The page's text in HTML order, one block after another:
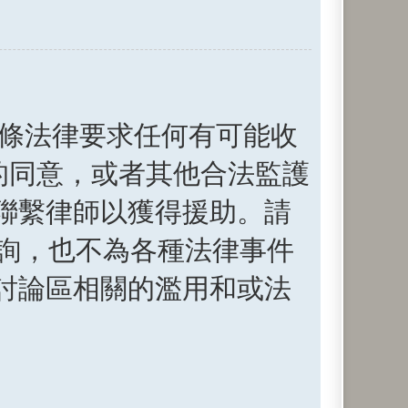
法律要求任何有可能收
意，或者其他合法監護
繫律師以獲得援助。請
，也不為各種法律事件
論區相關的濫用和或法